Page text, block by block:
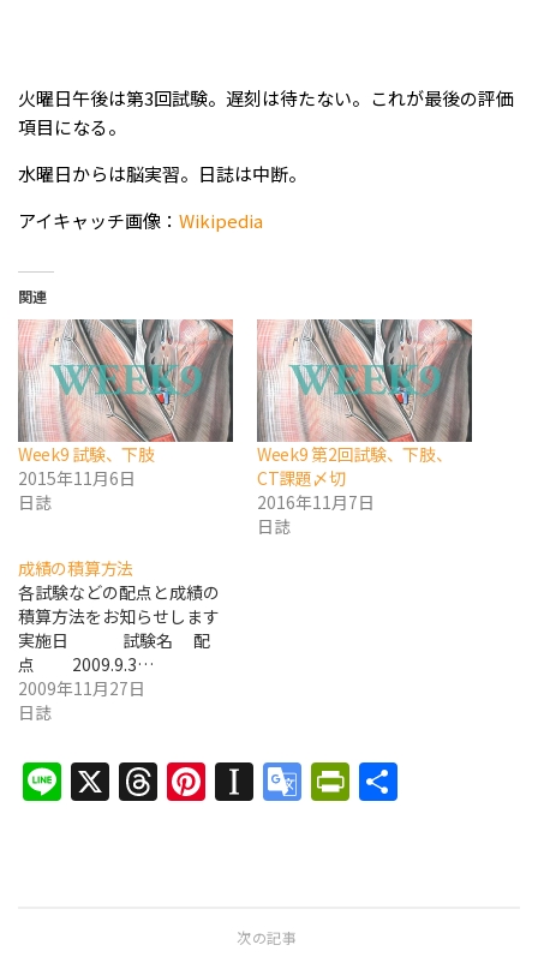
火曜日午後は第3回試験。遅刻は待たない。これが最後の評価
項目になる。
水曜日からは脳実習。日誌は中断。
アイキャッチ画像： Wikipedia
関連
Week9 試験、下肢
2015年11月6日
日誌
Week9 第2回試験、下肢、
CT課題〆切
2016年11月7日
日誌
成績の積算方法
各試験などの配点と成績の
積算方法をお知らせします
実施日 試験名 配
点 2009.9.3…
2009年11月27日
日誌
Line
X Threads
Pinterest
Instapaper
Google
次の記事